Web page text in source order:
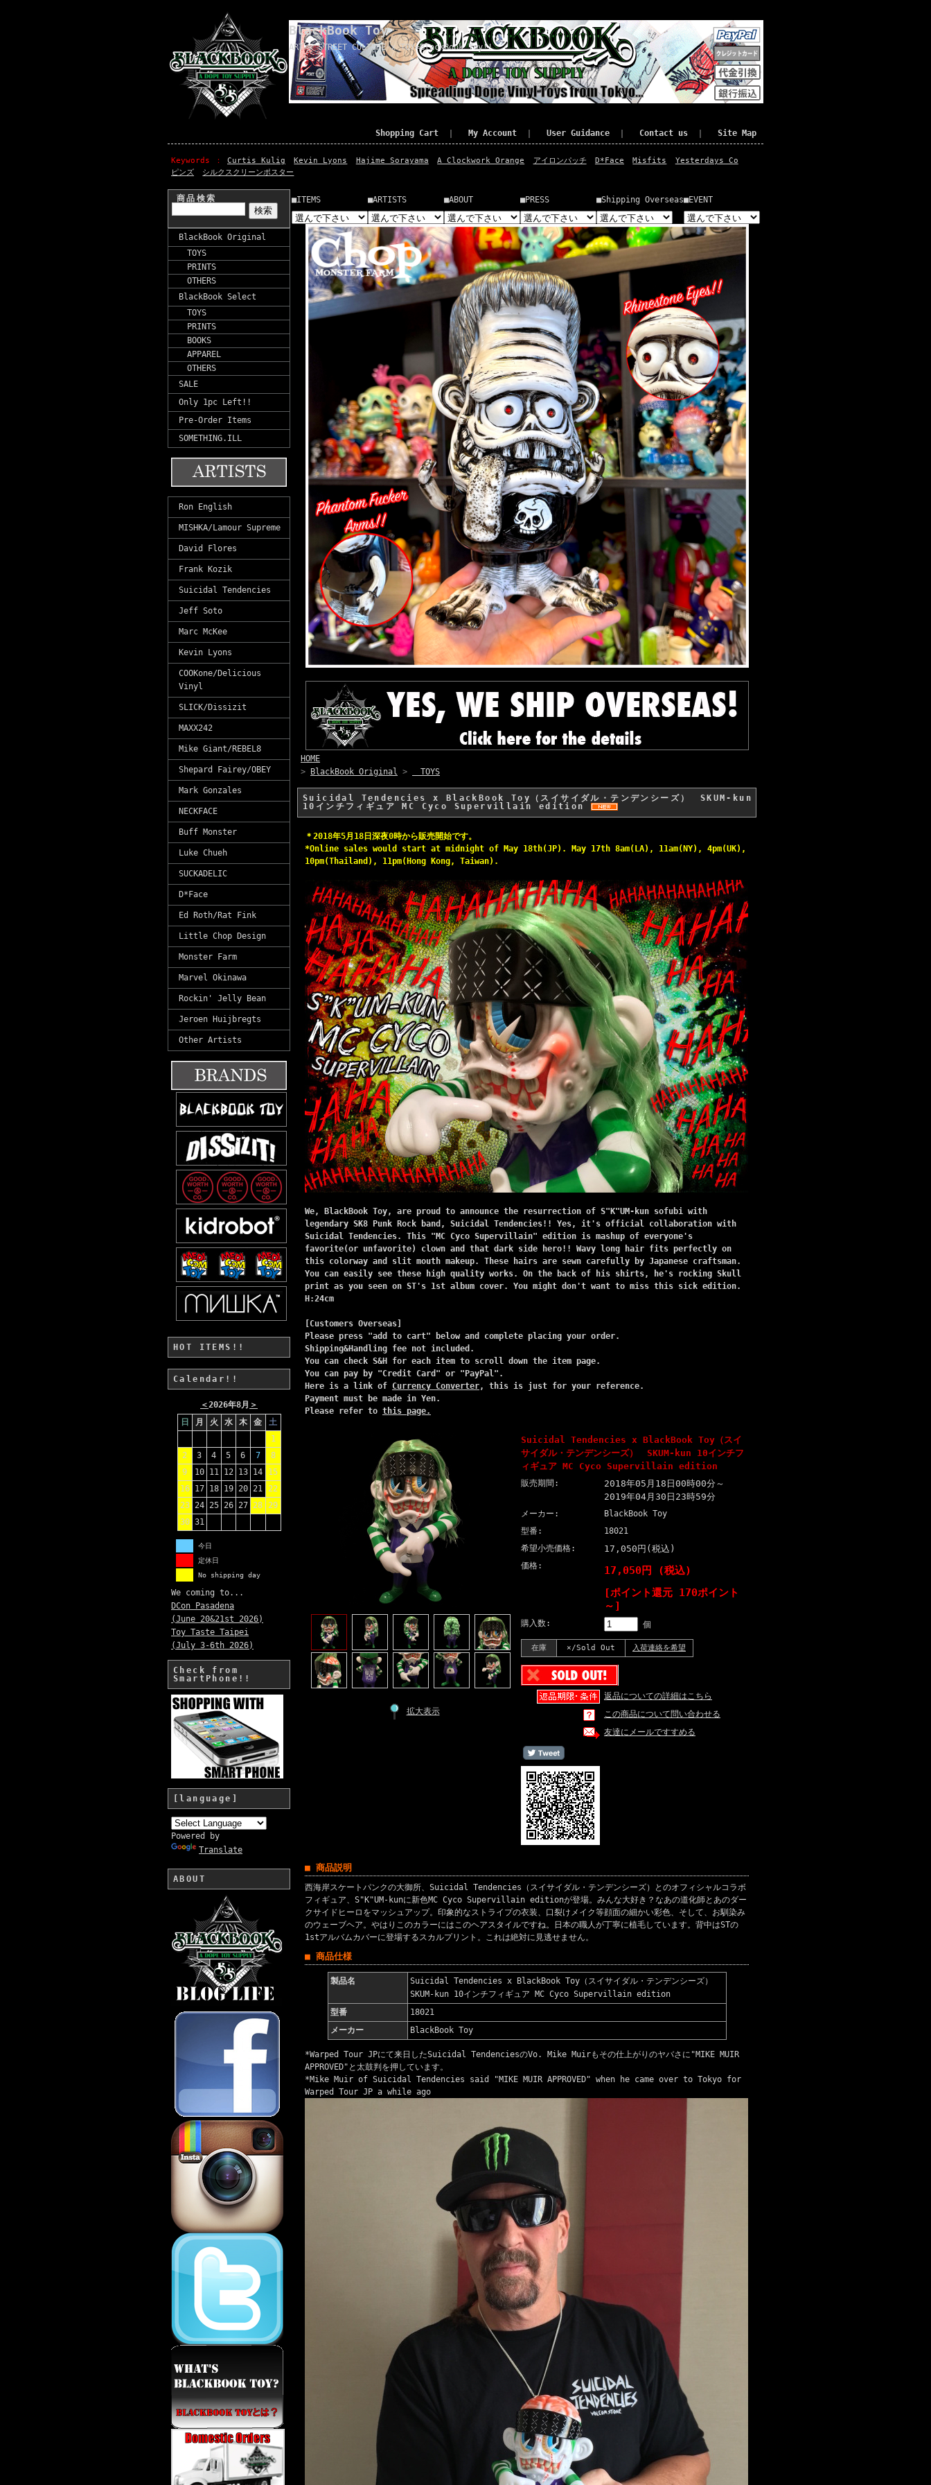
BlackBook Toy
ART x STREET CULTURE x TOY=BlackBook Toy!!
Shopping Cart My Account User Guidance Contact us Site Map
Keywords Curtis Kulig Kevin Lyons Hajime Sorayama A Clockwork Orange アイロンパッチ D*Face Misfits
Yesterdays Co
ピンズ
シルクスクリーンポスター
商品検索
BlackBook Original
TOYS
PRINTS
OTHERS
BlackBook Select
TOYS
PRINTS
BOOKS
APPAREL
OTHERS
SALE
Only 1pc Left!!
Pre-Order Items
SOMETHING.ILL
Ron English
MISHKA/Lamour Supreme
David Flores
Frank Kozik
Suicidal Tendencies
Jeff Soto
Marc McKee
Kevin Lyons
COOKone/Delicious
Vinyl
SLICK/Dissizit
MAXX242
Mike Giant/REBEL8
Shepard Fairey/OBEY
Mark Gonzales
NECKFACE
Buff Monster
Luke Chueh
SUCKADELIC
D*Face
Ed Roth/Rat Fink
Little Chop Design
Monster Farm
Marvel Okinawa
Rockin' Jelly Bean
Jeroen Huijbregts
Other Artists
HOT ITEMS!!
Calendar!!
＜2026年8月 ＞
日
月 火 水 木 金
土
1
2
3 4 5 6 7
8
9
10 11 12 13 14
15
16
17 18 19 20 21 22
23 24 25 26 27 28 29
30 31
今日
定休日
No shipping day
We coming to...
DCon Pasadena
(June 20&21st 2026)
Toy Taste Taipei
(July 3-6th 2026)
Check from
SmartPhone!!
[language]
Powered by
Translate
ABOUT
■ITEMS ■ARTISTS ■ABOUT ■PRESS ■Shipping Overseas■EVENT
HOME
>
BlackBook Original > TOYS
Suicidal Tendencies x BlackBook Toy（スイサイダル・テンデンシーズ） SKUM-kun
10インチフィギュア MC Cyco Supervillain edition
＊2018年5月18日深夜0時から販売開始です。
*Online sales would start at midnight of May 18th(JP). May 17th 8am(LA), 11am(NY), 4pm(UK),
10pm(Thailand), 11pm(Hong Kong, Taiwan).
We, BlackBook Toy, are proud to announce the resurrection of S"K"UM-kun sofubi with
legendary SK8 Punk Rock band, Suicidal Tendencies!! Yes, it's official collaboration with
Suicidal Tendencies. This "MC Cyco Supervillain" edition is mashup of everyone's
favorite(or unfavorite) clown and that dark side hero!! Wavy long hair fits perfectly on
this colorway and slit mouth makeup. These hairs are sewn carefully by Japanese craftsman.
You can easily see these high quality works. On the back of his shirts, he's rocking Skull
print as you seen on ST's 1st album cover. You might don't want to miss this sick edition.
H:24cm
[Customers Overseas]
Please press "add to cart" below and complete placing your order.
Shipping&Handling fee not included.
You can check S&H for each item to scroll down the item page.
You can pay by "Credit Card" or "PayPal".
Here is a link of Currency Converter, this is just for your reference.
Payment must be made in Yen.
Please refer to this page.
拡大表示
Suicidal Tendencies x BlackBook Toy（スイ
サイダル・テンデンシーズ） SKUM-kun 10インチフ
ィギュア MC Cyco Supervillain edition
販売期間:
2018年05月18日00時00分～
2019年04月30日23時59分
メーカー:
BlackBook Toy
型番:
18021
希望小売価格:
17,050円(税込)
価格:
17,050円 (税込)
[ポイント還元 170ポイント
～]
購入数: 個
在庫 ×/Sold Out 入荷連絡を希望
返品についての詳細はこちら
この商品について問い合わせる
友達にメールですすめる
■ 商品説明
西海岸スケートパンクの大御所、Suicidal Tendencies（スイサイダル・テンデンシーズ）とのオフィシャルコラボ
フィギュア、S"K"UM-kunに新色MC Cyco Supervillain editionが登場。みんな大好き？なあの道化師とあのダー
クサイドヒーロをマッシュアップ。印象的なストライプの衣装、口裂けメイク等顔面の細かい彩色、そして、お馴染み
のウェーブヘア。やはりこのカラーにはこのヘアスタイルですね。日本の職人が丁寧に植毛しています。背中はSTの
1stアルバムカバーに登場するスカルプリント。これは絶対に見逃せません。
■ 商品仕様
製品名
Suicidal Tendencies x BlackBook Toy（スイサイダル・テンデンシーズ）
SKUM-kun 10インチフィギュア MC Cyco Supervillain edition
型番
18021
メーカー
BlackBook Toy
*Warped Tour JPにて来日したSuicidal TendenciesのVo. Mike Muirもその仕上がりのヤバさに"MIKE MUIR
APPROVED"と太鼓判を押しています。
*Mike Muir of Suicidal Tendencies said "MIKE MUIR APPROVED" when he came over to Tokyo for
Warped Tour JP a while ago